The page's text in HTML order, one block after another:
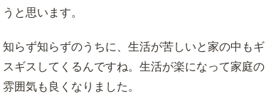
うと思います。
知らず知らずのうちに、生活が苦しいと家の中もギ
スギスしてくるんですね。生活が楽になって家庭の
雰囲気も良くなりました。